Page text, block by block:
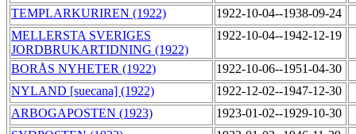
TEMPLARKURIREN (1922)
1922-10-04--1938-09-24
MELLERSTA SVERIGES
JORDBRUKARTIDNING (1922)
1922-10-04--1942-12-19
BORÅS NYHETER (1922)
1922-10-06--1951-04-30
NYLAND [suecana] (1922)
1922-12-02--1947-12-30
ARBOGAPOSTEN (1923)
1923-01-02--1929-10-30